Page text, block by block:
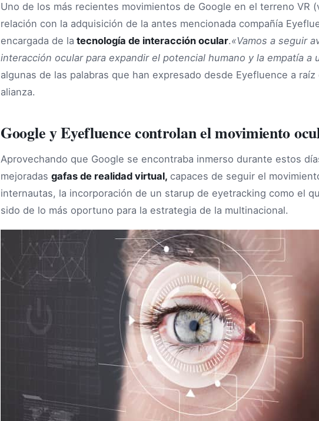
Uno de los más recientes movimientos de Google en el terreno VR
relación con la adquisición de la antes mencionada compañía
encargada de la tecnología de interacción ocular.«Vamos a seguir
interacción ocular para expandir el potencial humano y la empatía a
algunas de las palabras que han expresado desde Eyefluence a
alianza.
Google y Eyefluence controlan el movimiento
Aprovechando que Google se encontraba inmerso durante estos
mejoradas gafas de realidad virtual, capaces de seguir el
internautas, la incorporación de un starup de eyetracking como el
sido de lo más oportuno para la estrategia de la multinacional.